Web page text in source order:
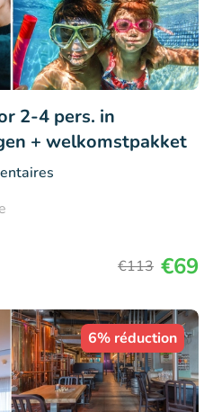
2-4 pers. in
+ welkomstpakket
€113 €69
6% réduction